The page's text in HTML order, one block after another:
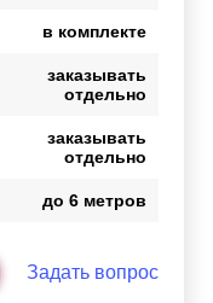
в комплекте
заказывать
отдельно
заказывать
отдельно
до 6 метров
Задать вопрос